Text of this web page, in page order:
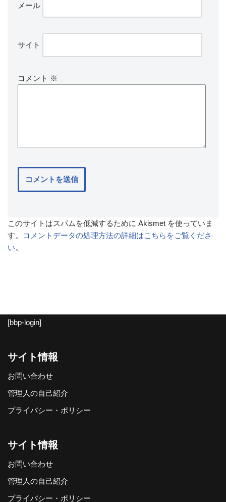
メール
サイト
コメント ※
このサイトはスパムを低減するために Akismet を使っていま
す。
コメントデータの処理方法の詳細はこちらをご覧くださ
い。
[bbp-login]
サイト情報
お問い合わせ
管理人の自己紹介
プライバシー・ポリシー
サイト情報
お問い合わせ
管理人の自己紹介
プライバシー・ポリシー